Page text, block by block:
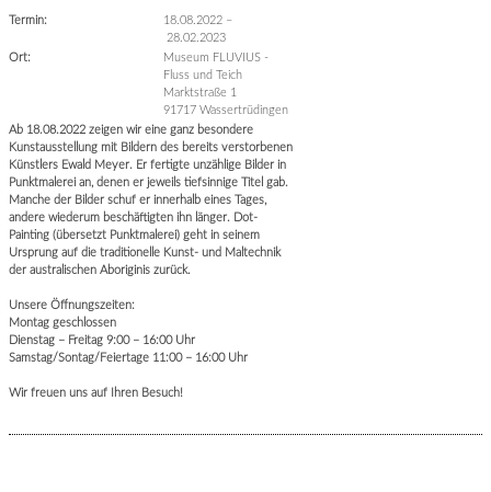
Termin: 18.08.2022 –
28.02.2023
Ort:
Museum FLUVIUS -
Fluss und Teich
Marktstraße 1
91717 Wassertrüdingen
Ab 18.08.2022 zeigen wir eine ganz besondere
Kunstausstellung mit Bildern des bereits verstorbenen
Künstlers Ewald Meyer. Er fertigte unzählige Bilder in
Punktmalerei an, denen er jeweils tiefsinnige Titel gab.
Manche der Bilder schuf er innerhalb eines Tages,
andere wiederum beschäftigten ihn länger. Dot-
Painting (übersetzt Punktmalerei) geht in seinem
Ursprung auf die traditionelle Kunst- und Maltechnik
der australischen Aboriginis zurück.
Unsere Öffnungszeiten:
Montag geschlossen
Dienstag – Freitag 9:00 – 16:00 Uhr
Samstag/Sontag/Feiertage 11:00 – 16:00 Uhr
Wir freuen uns auf Ihren Besuch!